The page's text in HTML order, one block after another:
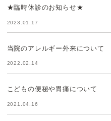
★臨時休診のお知らせ★
2023.01.17
当院のアレルギー外来について
2022.02.14
こどもの便秘や胃痛について
2021.04.16